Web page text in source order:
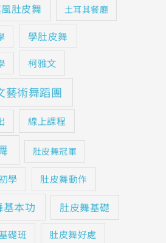
肚皮舞 土耳其餐廳
學肚皮舞
柯雅文
藝術舞蹈團
線上課程
肚皮舞冠軍
學 肚皮舞動作
基本功 肚皮舞基礎
礎班 肚皮舞好處